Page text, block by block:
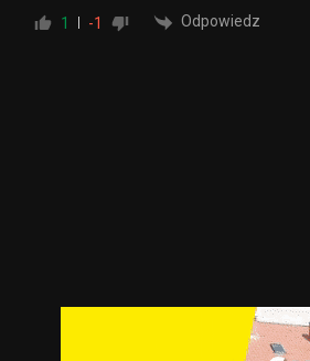
1 -1 Odpowiedz